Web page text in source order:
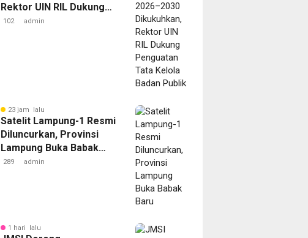
Rektor UIN RIL Dukung
Penguatan Tata Kelola
102 admin
23 jam lalu
Satelit Lampung-1 Resmi
Diluncurkan, Provinsi
Lampung Buka Babak
Baru
289 admin
1 hari lalu